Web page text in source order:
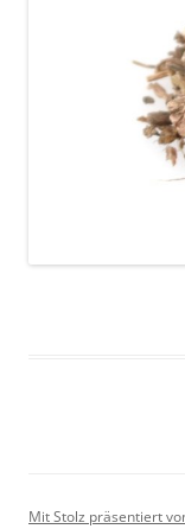
Mit Stolz präsentiert